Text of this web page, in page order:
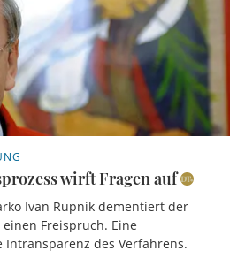
wirft Fragen auf
Ivan Rupnik dementiert der
Freispruch. Eine
des Verfahrens.